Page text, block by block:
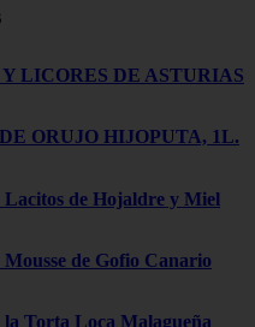
Y LICORES DE ASTURIAS
ORUJO HIJOPUTA, 1L.
Lacitos de Hojaldre y Miel
Mousse de Gofio Canario
la Torta Loca Malagueña